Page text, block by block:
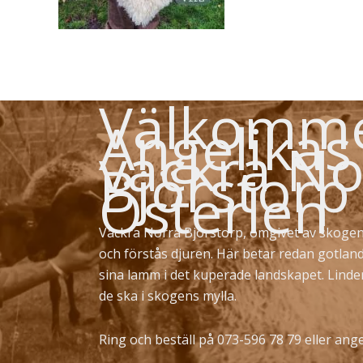
vackra
Björstorp
Österlen
Vackra Norra Björstorp, omgivet av
och förstås djuren. Här betar redan
sina lamm i det kuperade landskapet.
de ska i skogens mylla.
Ring och beställ på 073-596 78 79 eller